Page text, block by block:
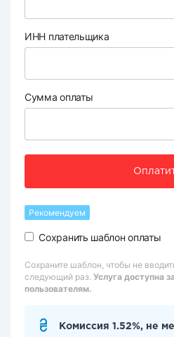
ИНН плательщика
Сумма оплаты
Рекомендуем
Сохранить шаблон оплаты
Сохраните шаблон, чтобы не
следующий раз. Услуга доступна
пользователям.
Комиссия 1.52%, не